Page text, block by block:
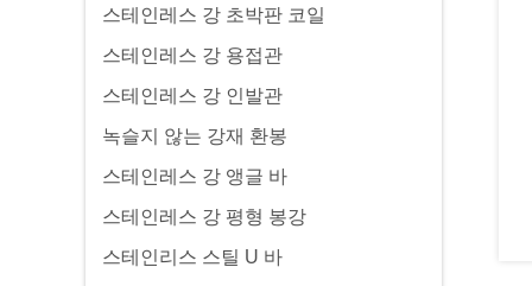
스테인레스 강 초박판 코일
스테인레스 강 용접관
스테인레스 강 인발관
녹슬지 않는 강재 환봉
스테인레스 강 앵글 바
스테인레스 강 평형 봉강
스테인리스 스틸 U 바